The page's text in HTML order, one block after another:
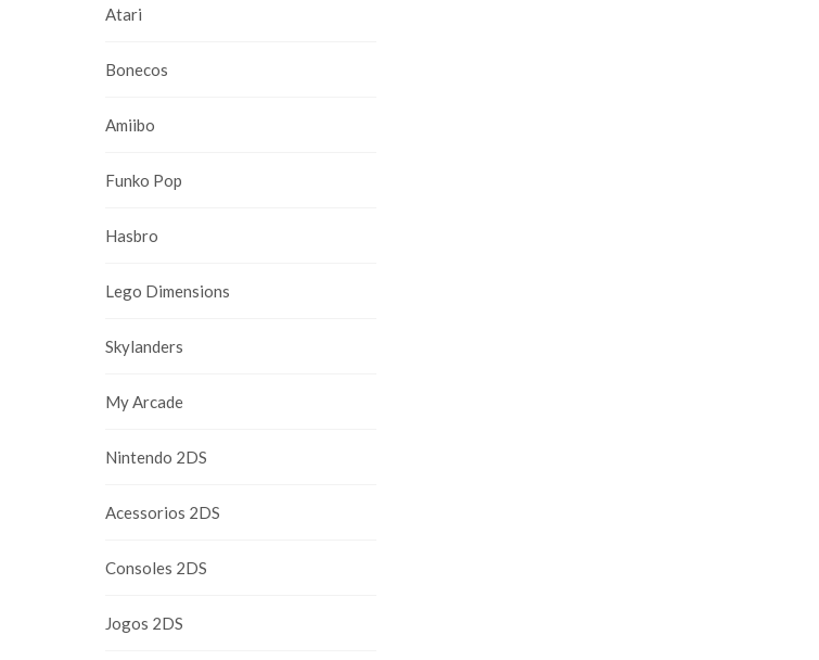
Atari
Bonecos
Amiibo
Funko Pop
Hasbro
Lego Dimensions
Skylanders
My Arcade
Nintendo 2DS
Acessorios 2DS
Consoles 2DS
Jogos 2DS